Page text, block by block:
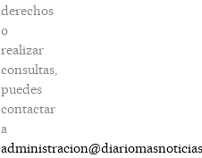
derechos
o
realizar
consultas,
puedes
contactar
a